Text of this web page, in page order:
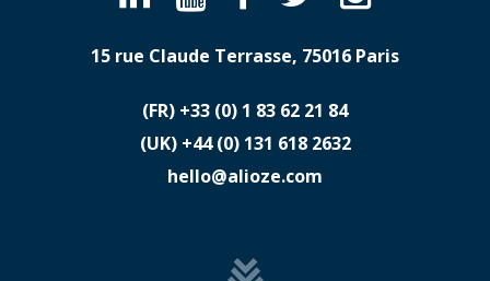
15 rue Claude Terrasse, 75016 Paris
(FR) ​+33 (0) 1 83 62 21 84
(UK) ​+44 (0) 131 618 2632
hello@alioze.com